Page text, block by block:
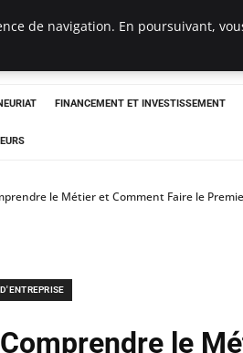
FINANCEMENT ET INVESTISSEMENT
le Métier et Comment Faire le
le
de navigation. En poursuivant,